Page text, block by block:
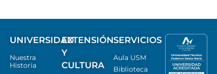
UNIVERSIDAD
Nuestra
Historia
EXTENSIÓN
Y
CULTURA
SERVICIOS
Aula USM
Biblioteca